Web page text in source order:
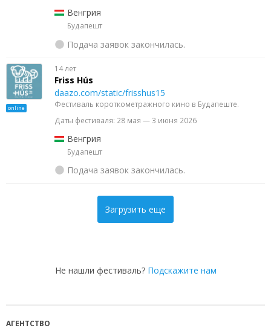
Венгрия
Будапешт
Подача заявок закончилась.
online
14 лет
Friss Hús
daazo.com/static/frisshus15
Фестиваль короткометражного кино в Будапеште.
Даты фестиваля: 28 мая — 3 июня 2026
Венгрия
Будапешт
Подача заявок закончилась.
Загрузить еще
Не нашли фестиваль? Подскажите нам
АГЕНТСТВО